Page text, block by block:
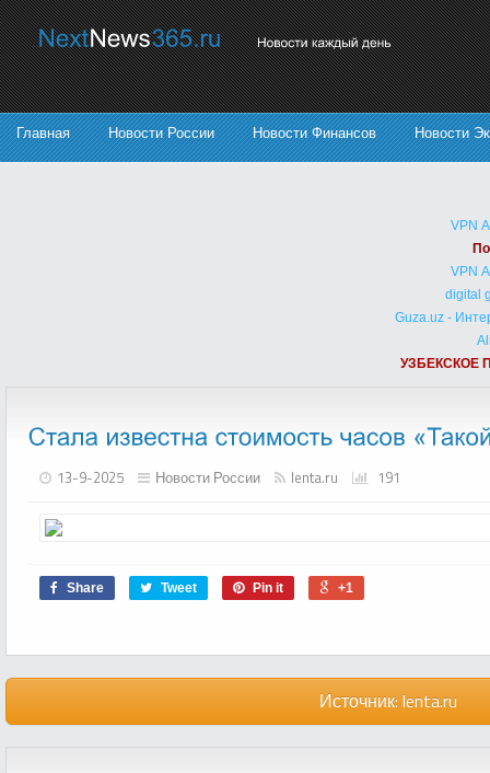
Главная Новости России Новости Финансов Новости
VPN
VPN
digital
Guza.uz -
УЗБЕКСКОЕ
13-9-2025 Новости России lenta.ru 191
Share Tweet Pin it +1
Источник: lenta.ru